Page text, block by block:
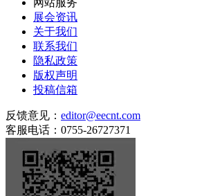
网站服务
展会资讯
关于我们
联系我们
隐私政策
版权声明
投稿信箱
反馈意见： editor@eecnt.com
客服电话：0755-26727371